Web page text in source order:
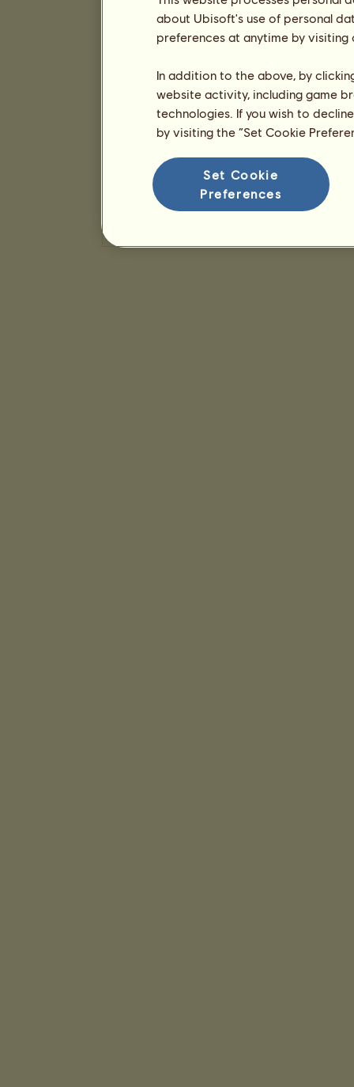
about Ubisoft's use of personal
preferences at anytime by
In addition to the above, by
website activity, including game
technologies. If you wish to
by visiting the “Set Cookie
Set Cookie
Preferences